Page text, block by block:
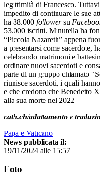
legittimità di Francesco.
impedito di continuare le sue
ha 88.000 followersu
53.000 iscritti. Minutella ha
“Piccola Nazareth” appena
a presentarsi come sacerdote,
celebrando matrimoni e
ordinare nuovi sacerdoti e
parte di un gruppo chiamato
riunisce sacerdoti, i quali
e che credono che Benedetto
alla sua morte nel 2022
cath.ch/adattamento e
Papa e Vaticano
News pubblicata il:
19/11/2024 alle 15:57
Foto